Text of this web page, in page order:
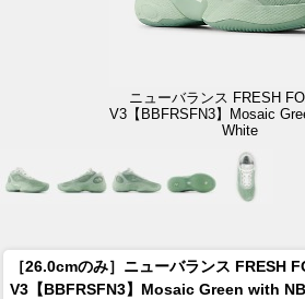
ニューバランス FRESH
V3【BBFRSFN3】Mosaic
White
［26.0cmのみ］ニューバランス FRESH
V3【BBFRSFN3】Mosaic Green with